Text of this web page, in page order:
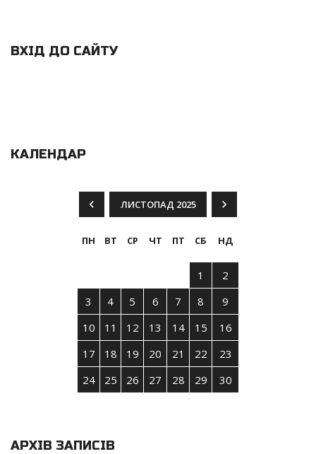
ВХІД ДО САЙТУ
КАЛЕНДАР
ЛИСТОПАД 2025
ПН ВТ СР ЧТ ПТ СБ НД
1
2
3
4 5 6 7 8
9
10
11 12 13 14 15
16
17
18 19 20 21 22
23
24
25 26 27 28 29 30
АРХІВ ЗАПИСІВ